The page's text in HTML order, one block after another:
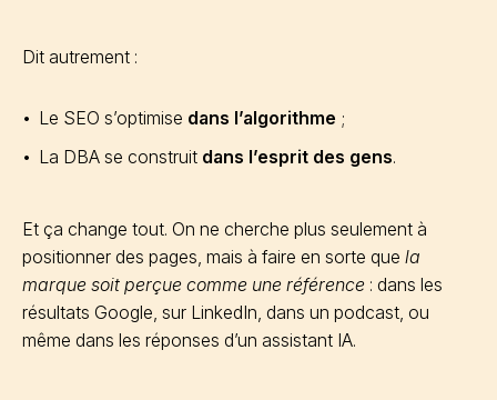
Dit autrement :
Le SEO s’optimise dans l’algorithme ;
La DBA se construit dans l’esprit des gens.
Et ça change tout. On ne cherche plus seulement à
positionner des pages, mais à faire en sorte que la
marque soit perçue comme une référence : dans les
résultats Google, sur LinkedIn, dans un podcast, ou
même dans les réponses d’un assistant IA.